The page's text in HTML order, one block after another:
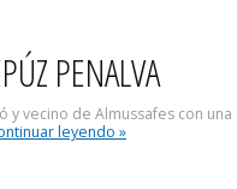
PENALVA
y vecino de Almussafes con
leyendo »